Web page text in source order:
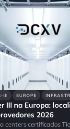
III EUROPE
III na Europa:
2026
centers certificados